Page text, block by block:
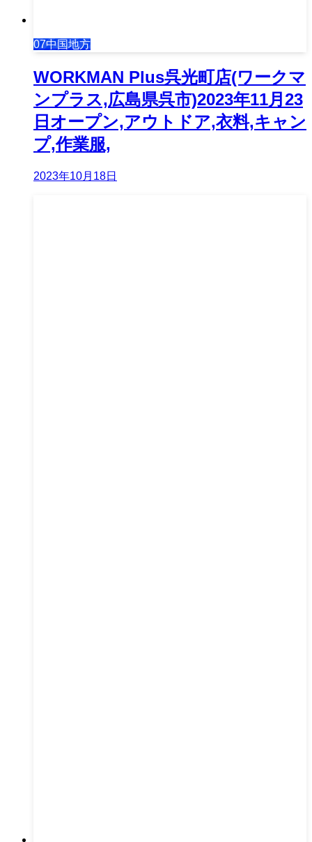
07中国地方
WORKMAN Plus呉光町店(ワークマ
ンプラス,広島県呉市)2023年11月23
日オープン,アウトドア,衣料,キャン
プ,作業服,
2023年10月18日